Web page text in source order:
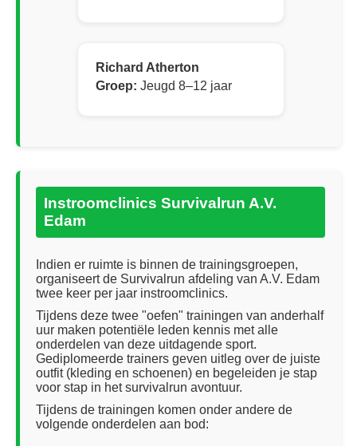
Richard Atherton
Groep: Jeugd 8–12 jaar
Instroomclinics Survivalrun A.V.
Edam
Indien er ruimte is binnen de trainingsgroepen,
organiseert de Survivalrun afdeling van A.V. Edam
twee keer per jaar instroomclinics.
Tijdens deze twee "oefen" trainingen van anderhalf
uur maken potentiële leden kennis met alle
onderdelen van deze uitdagende sport.
Gediplomeerde trainers geven uitleg over de juiste
outfit (kleding en schoenen) en begeleiden je stap
voor stap in het survivalrun avontuur.
Tijdens de trainingen komen onder andere de
volgende onderdelen aan bod: